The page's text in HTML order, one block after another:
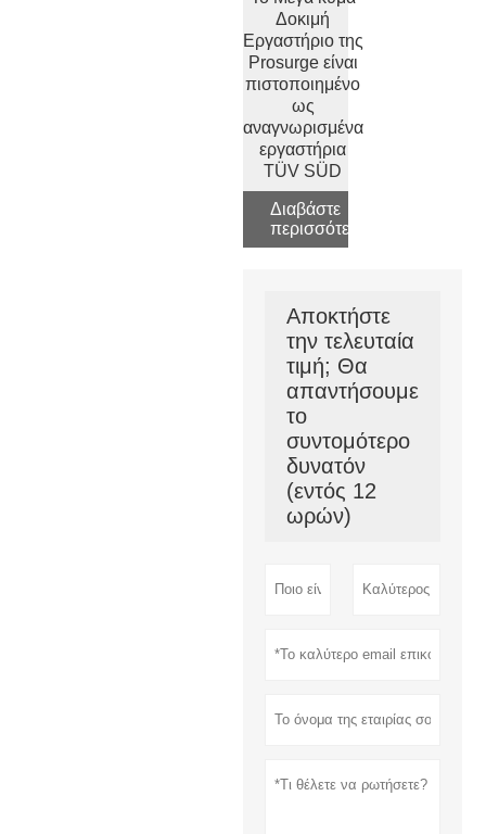
Δοκιμή
Εργαστήριο της
Prosurge είναι
πιστοποιημένο
ως
αναγνωρισμένα
εργαστήρια
TÜV SÜD
Διαβάστε
περισσότερα
Αποκτήστε
την τελευταία
τιμή; Θα
απαντήσουμε
το
συντομότερο
δυνατόν
(εντός 12
ωρών)